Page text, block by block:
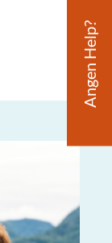
Angen Help?